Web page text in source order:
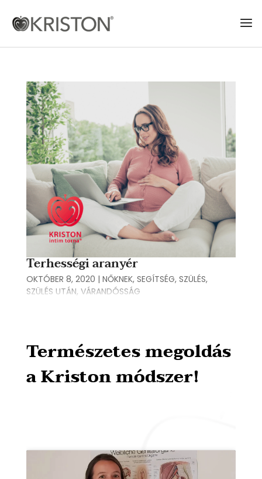
Terhességi aranyér
OKTÓBER 8, 2020 | NŐKNEK, SEGÍTSÉG, SZÜLÉS,
SZÜLÉS UTÁN, VÁRANDÓSSÁG
Természetes megoldás
a Kriston módszer!